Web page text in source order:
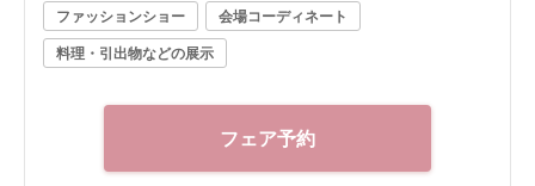
ファッションショー
会場コーディネート
料理・引出物などの展示
フェア予約